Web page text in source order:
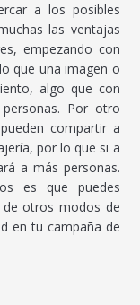
a los posibles
las ventajas
empezando con
que una imagen o
algo que con
Por otro
compartir a
por lo que si a
a más personas.
es que puedes
de otros modos de
en tu campaña de